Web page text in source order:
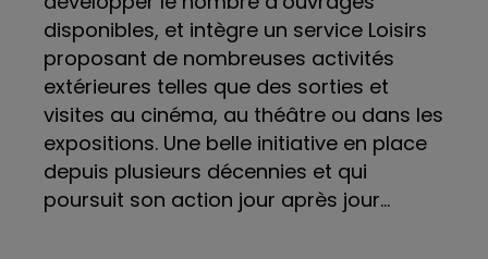
disponibles, et intègre un service Loisirs
proposant de nombreuses activités
extérieures telles que des sorties et
visites au cinéma, au théâtre ou dans les
expositions. Une belle initiative en place
depuis plusieurs décennies et qui
poursuit son action jour après jour…